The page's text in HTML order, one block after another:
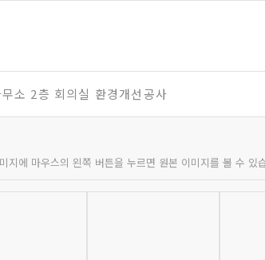
소 2층 회의실 환경개선공사
지에 마우스의 왼쪽 버튼을 누르면 원본 이미지를 볼 수 있